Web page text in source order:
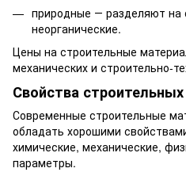
природные ― разделяют на
неорганические.
Цены на строительные
механических и строительно-
Свойства
Современные строительные
обладать хорошими
химические, механические,
параметры.